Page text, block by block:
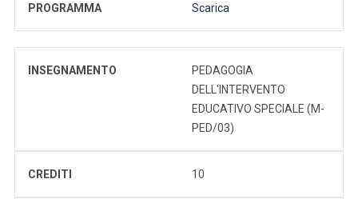
PROGRAMMA Scarica
INSEGNAMENTO
PEDAGOGIA
DELL'INTERVENTO
EDUCATIVO SPECIALE (M-
PED/03)
CREDITI 10